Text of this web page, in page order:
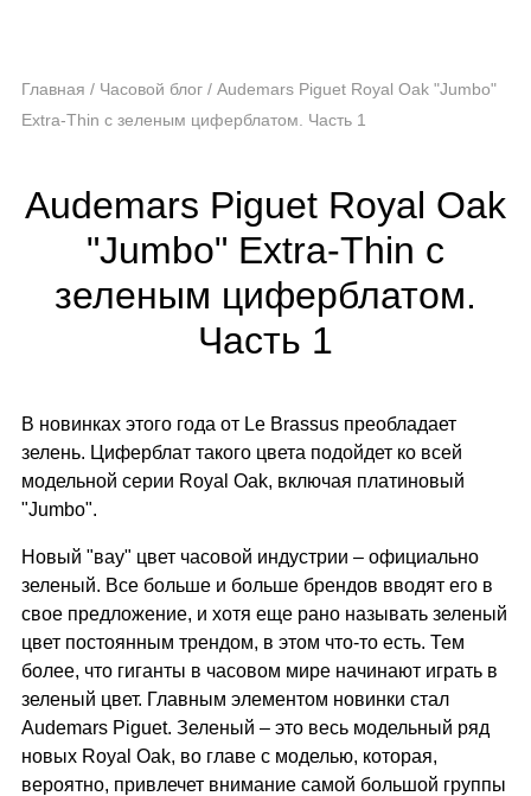
Главная / Часовой блог / Audemars Piguet Royal Oak "Jumbo"
Extra-Thin с зеленым циферблатом. Часть 1
Audemars Piguet Royal Oak
"Jumbo" Extra-Thin с
зеленым циферблатом.
Часть 1
В новинках этого года от Le Brassus преобладает
зелень. Циферблат такого цвета подойдет ко всей
модельной серии Royal Oak, включая платиновый
"Jumbo".
Новый "вау" цвет часовой индустрии – официально
зеленый. Все больше и больше брендов вводят его в
свое предложение, и хотя еще рано называть зеленый
цвет постоянным трендом, в этом что-то есть. Тем
более, что гиганты в часовом мире начинают играть в
зеленый цвет. Главным элементом новинки стал
Audemars Piguet. Зеленый – это весь модельный ряд
новых Royal Oak, во главе с моделью, которая,
вероятно, привлечет внимание самой большой группы